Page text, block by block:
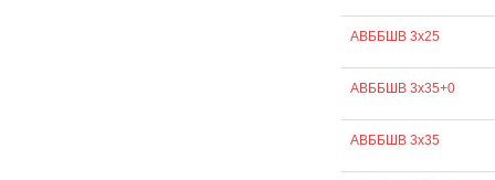
АВББШВ 3х25
АВББШВ 3х35+0
АВББШВ 3х35